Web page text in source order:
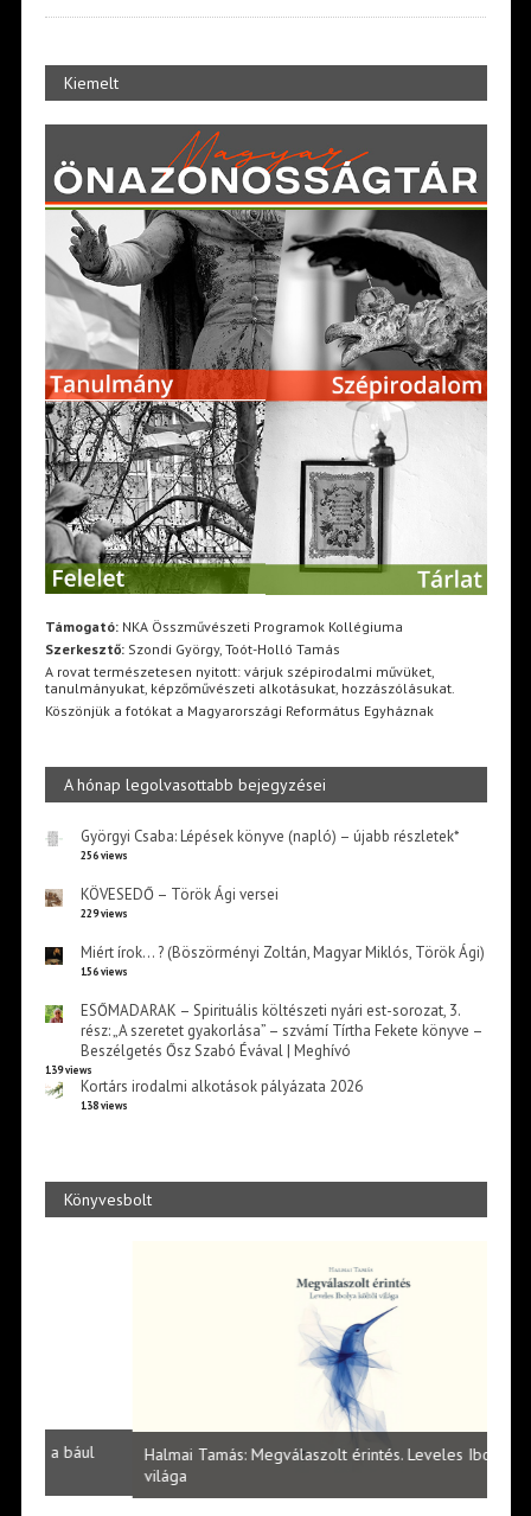
Kiemelt
Támogató:NKA Összművészeti Programok Kollégiuma
Szerkesztő:Szondi György, Toót-Holló Tamás
A rovat természetesen nyitott: várjuk szépirodalmi művüket,
tanulmányukat, képzőművészeti alkotásukat, hozzászólásukat.
Köszönjük a fotókat a Magyarországi Református Egyháznak
A hónap legolvasottabb bejegyzései
Györgyi Csaba: Lépések könyve (napló) – újabb részletek*
256 views
KÖVESEDŐ – Török Ági versei
229 views
Miért írok… ? (Böszörményi Zoltán, Magyar Miklós, Török Ági)
156 views
ESŐMADARAK – Spirituális költészeti nyári est-sorozat, 3.
rész: „A szeretet gyakorlása” – szvámí Tírtha Fekete könyve –
Beszélgetés Ősz Szabó Évával | Meghívó
139 views
Kortárs irodalmi alkotások pályázata 2026
138 views
Könyvesbolt
Halmai Tamás: Megválaszolt érintés. Leveles Ibolya költői